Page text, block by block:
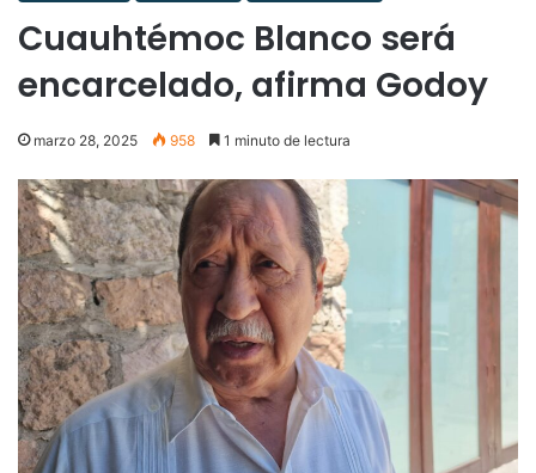
Cuauhtémoc Blanco será
encarcelado, afirma Godoy
marzo 28, 2025 958 1 minuto de lectura